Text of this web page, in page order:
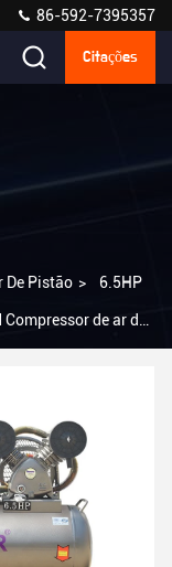
86-592-7395357
Citações
De Pistão > 6.5HP
de ar de